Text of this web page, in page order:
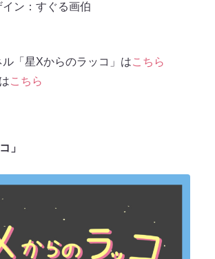
ン：すぐる画伯
「星Xからのラッコ」はこちら
こちら
」